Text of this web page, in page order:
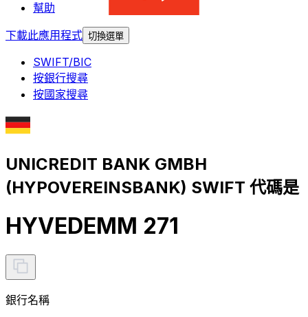
幫助
下載此應用程式 切換選單
SWIFT/BIC
按銀行搜尋
按國家搜尋
UNICREDIT BANK GMBH
(HYPOVEREINSBANK) SWIFT 代碼是
HYVEDEMM 271
銀行名稱